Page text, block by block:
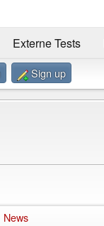
Externe Tests
Sign up
News